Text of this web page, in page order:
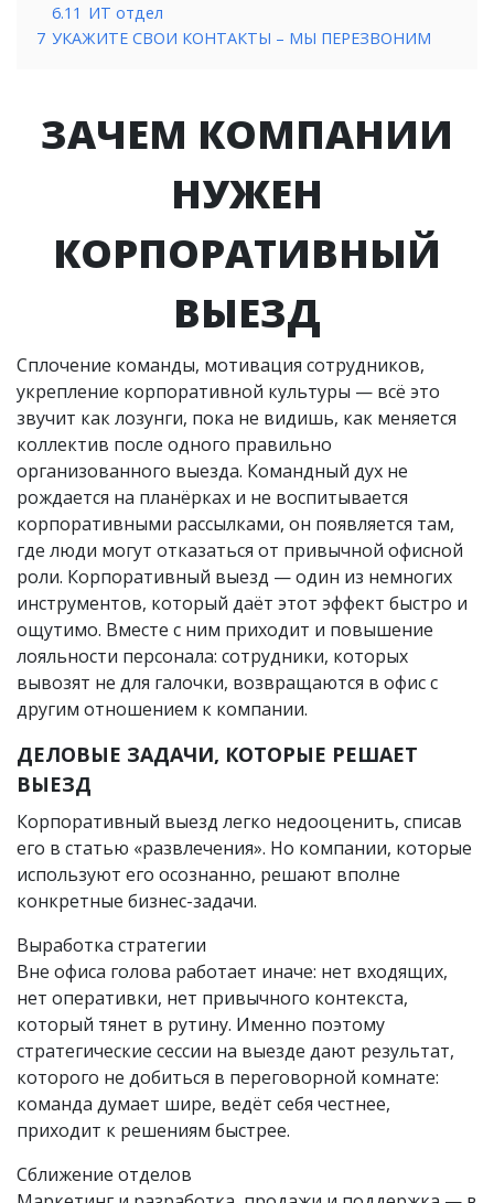
6.11 ИТ отдел
7 УКАЖИТЕ СВОИ КОНТАКТЫ – МЫ ПЕРЕЗВОНИМ
ЗАЧЕМ КОМПАНИИ
НУЖЕН
КОРПОРАТИВНЫЙ
ВЫЕЗД
Сплочение команды, мотивация сотрудников,
укрепление корпоративной культуры — всё это
звучит как лозунги, пока не видишь, как меняется
коллектив после одного правильно
организованного выезда. Командный дух не
рождается на планёрках и не воспитывается
корпоративными рассылками, он появляется там,
где люди могут отказаться от привычной офисной
роли. Корпоративный выезд — один из немногих
инструментов, который даёт этот эффект быстро и
ощутимо. Вместе с ним приходит и повышение
лояльности персонала: сотрудники, которых
вывозят не для галочки, возвращаются в офис с
другим отношением к компании.
ДЕЛОВЫЕ ЗАДАЧИ, КОТОРЫЕ РЕШАЕТ
ВЫЕЗД
Корпоративный выезд легко недооценить, списав
его в статью «развлечения». Но компании, которые
используют его осознанно, решают вполне
конкретные бизнес-задачи.
Выработка стратегии
Вне офиса голова работает иначе: нет входящих,
нет оперативки, нет привычного контекста,
который тянет в рутину. Именно поэтому
стратегические сессии на выезде дают результат,
которого не добиться в переговорной комнате:
команда думает шире, ведёт себя честнее,
приходит к решениям быстрее.
Сближение отделов